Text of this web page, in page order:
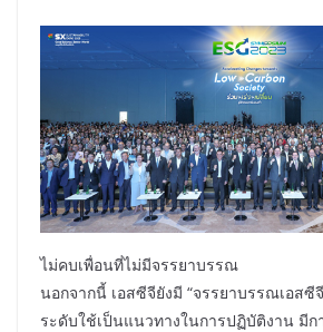
ไม่คบเพื่อนที่ไม่มีจรรยาบรรณ
นอกจากนี้ เอสซีจียังมี “จรรยาบรรณเอสซี
ระดับใช้เป็นแนวทางในการปฏิบัติงาน มี